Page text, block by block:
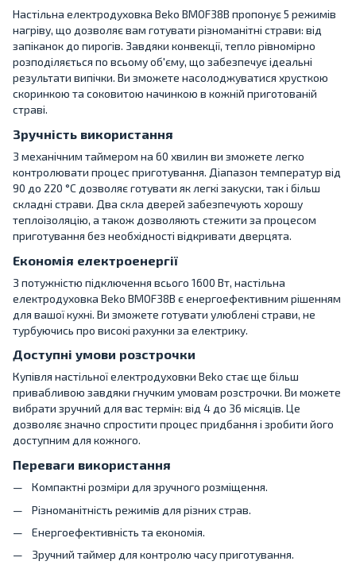
Настільна електродуховка Beko BMOF38B пропонує 5 режимів
нагріву, що дозволяє вам готувати різноманітні страви: від
запіканок до пирогів. Завдяки конвекції, тепло рівномірно
розподіляється по всьому об'єму, що забезпечує ідеальні
результати випічки. Ви зможете насолоджуватися хрусткою
скоринкою та соковитою начинкою в кожній приготованій
страві.
Зручність використання
З механічним таймером на 60 хвилин ви зможете легко
контролювати процес приготування. Діапазон температур від
90 до 220 °C дозволяє готувати як легкі закуски, так і більш
складні страви. Два скла дверей забезпечують хорошу
теплоізоляцію, а також дозволяють стежити за процесом
приготування без необхідності відкривати дверцята.
Економія електроенергії
З потужністю підключення всього 1600 Вт, настільна
електродуховка Beko BMOF38B є енергоефективним рішенням
для вашої кухні. Ви зможете готувати улюблені страви, не
турбуючись про високі рахунки за електрику.
Доступні умови розстрочки
Купівля настільної електродуховки Beko стає ще більш
привабливою завдяки гнучким умовам розстрочки. Ви можете
вибрати зручний для вас термін: від 4 до 36 місяців. Це
дозволяє значно спростити процес придбання і зробити його
доступним для кожного.
Переваги використання
Компактні розміри для зручного розміщення.
Різноманітність режимів для різних страв.
Енергоефективність та економія.
Зручний таймер для контролю часу приготування.